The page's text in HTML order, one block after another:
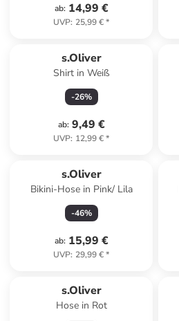
ab: 14,99 €
UVP: 25,99 €*
s.Oliver
Shirt in Weiß
-26%
ab: 9,49 €
UVP: 12,99 €*
s.Oliver
Bikini-Hose in Pink/ Lila
-46%
ab: 15,99 €
UVP: 29,99 €*
s.Oliver
Hose in Rot